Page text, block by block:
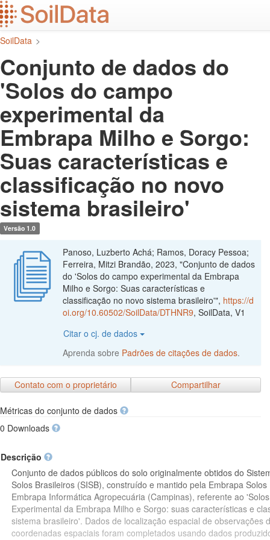
Ir
para
o
conteúdo
SoilData >
Conjunto de dados do
'Solos do campo
experimental da
Embrapa Milho e Sorgo:
Suas características e
classificação no novo
sistema brasileiro'
Versão 1.0
Panoso, Luzberto Achá; Ramos, Doracy Pessoa;
Ferreira, Mitzi Brandão, 2023, "Conjunto de dados
do 'Solos do campo experimental da Embrapa
Milho e Sorgo: Suas características e
classificação no novo sistema brasileiro'", https://d
oi.org/10.60502/SoilData/DTHNR9, SoilData, V1
Citar o cj. de dados
Aprenda sobre Padrões de citações de dados.
Contato com o proprietário Compartilhar
Métricas do conjunto de dados
0 Downloads
Descrição
Conjunto de dados públicos do solo originalmente obtidos do
Solos Brasileiros (SISB), construído e mantido pela Embrapa
Embrapa Informática Agropecuária (Campinas), referente ao
Experimental da Embrapa Milho e Sorgo: suas características e
sistema brasileiro'. Dados de localização espacial de observações
coordenadas espaciais foram completados usando dados